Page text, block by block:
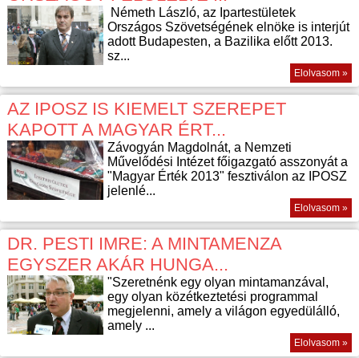
Németh László, az Ipartestületek
Országos Szövetségének elnöke is interjút
adott Budapesten, a Bazilika előtt 2013.
sz...
Elolvasom »
AZ IPOSZ IS KIEMELT SZEREPET
KAPOTT A MAGYAR ÉRT...
Závogyán Magdolnát, a Nemzeti
Művelődési Intézet főigazgató asszonyát a
"Magyar Érték 2013" fesztiválon az IPOSZ
jelenlé...
Elolvasom »
DR. PESTI IMRE: A MINTAMENZA
EGYSZER AKÁR HUNGA...
"Szeretnénk egy olyan mintamanzával,
egy olyan közétkeztetési programmal
megjelenni, amely a világon egyedülálló,
amely ...
Elolvasom »